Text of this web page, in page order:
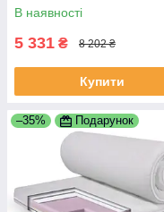
В наявності
5 331 ₴ 8 202 ₴
Купити
–35% Подарунок